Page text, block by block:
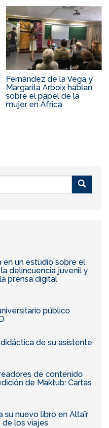
Fernández de la Vega y
Margarita Arboix hablan
sobre el papel de la
mujer en África
en un estudio sobre el
delincuencia juvenil y
prensa digital
público
de su asistente
de contenido
de Maktub: Cartas
su nuevo libro en Altaïr
los viajes